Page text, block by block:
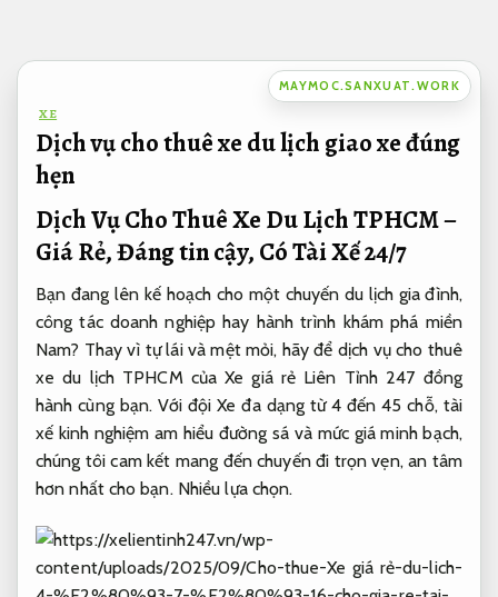
nội
MAYMOC.SANXUAT.WORK
XE
Dịch vụ cho thuê xe du lịch giao xe đúng
hẹn
Dịch Vụ Cho Thuê Xe Du Lịch TPHCM –
Giá Rẻ, Đáng tin cậy, Có Tài Xế 24/7
Bạn đang lên kế hoạch cho một chuyến du lịch gia đình,
công tác doanh nghiệp hay hành trình khám phá miền
Nam? Thay vì tự lái và mệt mỏi, hãy để dịch vụ cho thuê
xe du lịch TPHCM của Xe giá rẻ Liên Tỉnh 247 đồng
hành cùng bạn. Với đội Xe đa dạng từ 4 đến 45 chỗ, tài
xế kinh nghiệm am hiểu đường sá và mức giá minh bạch,
chúng tôi cam kết mang đến chuyến đi trọn vẹn, an tâm
hơn nhất cho bạn. Nhiều lựa chọn.